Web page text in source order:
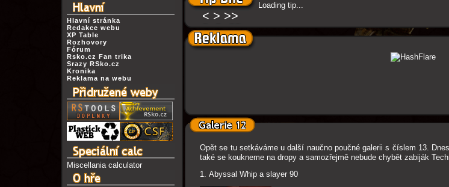
Hlavní stránka
Redakce webu
XP Table
Rozhovory
Fórum
Rsko.cz Fan trika
Srazy RSko.cz
Kronika
Reklama na webu
Miscellania calculator
< > >>
Loading tip...
Opět se tu setkáváme u další naučno poučné galerii s číslem 13.
také se koukneme na dropy a samozřejmě nebude chybět zabiják
1. Abyssal Whip a slayer 90